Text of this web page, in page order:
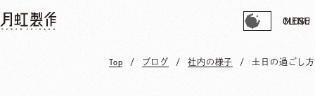
MENU
CLOSE
Top ブログ 社内の様子 土日の過ごし方